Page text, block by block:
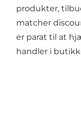
produkter,
matcher
er parat til at
handler i